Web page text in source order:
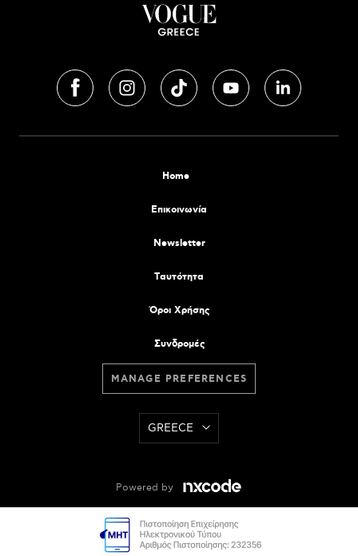
Home
Επικοινωνία
Newsletter
Tαυτότητα
Όροι Χρήσης
Συνδρομές
MANAGE PREFERENCES
GREECE
Powered by